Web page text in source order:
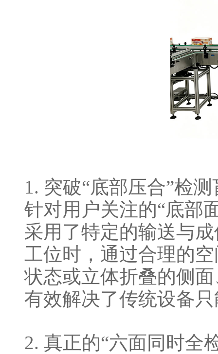
1. 突破“底部压合”检
针对用户关注的“底部
采用了特定的输送与
工位时，通过合理的
状态或立体折叠的侧
有效解决了传统设备
2. 真正的“六面同时全